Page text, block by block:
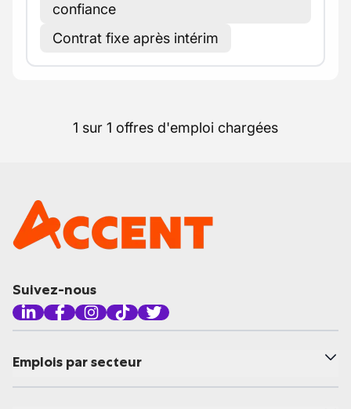
confiance
Contrat fixe après intérim
1 sur 1 offres d'emploi chargées
Suivez-nous
Emplois par secteur